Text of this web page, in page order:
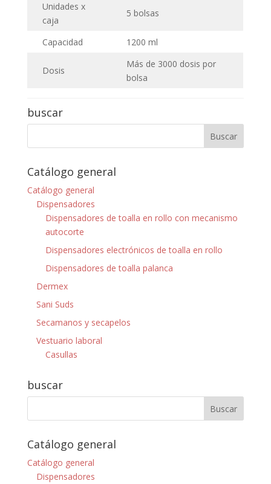
Unidades x
caja
5 bolsas
Capacidad 1200 ml
Dosis
Más de 3000 dosis por
bolsa
buscar
Catálogo general
Catálogo general
Dispensadores
Dispensadores de toalla en rollo con mecanismo
autocorte
Dispensadores electrónicos de toalla en rollo
Dispensadores de toalla palanca
Dermex
Sani Suds
Secamanos y secapelos
Vestuario laboral
Casullas
buscar
Catálogo general
Catálogo general
Dispensadores